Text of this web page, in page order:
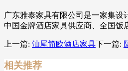
广东雅泰家具有限公司是一家集
中国金牌酒店家具供应商、全国饭
上一篇: 汕尾简欧酒店家具下一篇:
相关推荐